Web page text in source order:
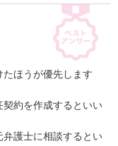
ほうが優先します
約を作成するといい
護士に相談するとい